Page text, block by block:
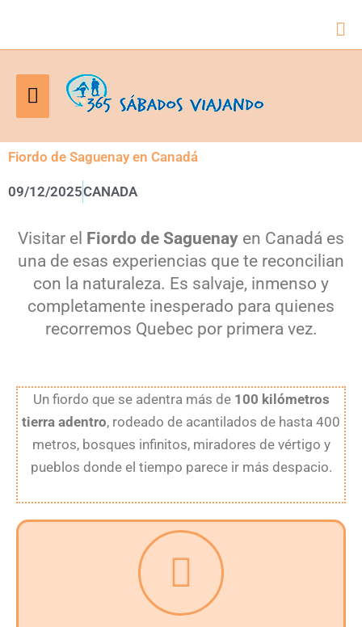
Menú
principal
Fiordo de Saguenay en Canadá
09/12/2025CANADA
Visitar el Fiordo de Saguenay en Canadá es
una de esas experiencias que te reconcilian
con la naturaleza. Es salvaje, inmenso y
completamente inesperado para quienes
recorremos Quebec por primera vez.
Un fiordo que se adentra más de 100 kilómetros
tierra adentro, rodeado de acantilados de hasta 400
metros, bosques infinitos, miradores de vértigo y
pueblos donde el tiempo parece ir más despacio.